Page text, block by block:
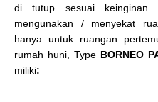
di tutup sesuai keinginan
mengunakan / menyekat
hanya untuk ruangan
rumah huni, Type BORNEO
miliki: